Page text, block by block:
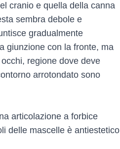
cranio e quella della canna
sembra debole e
gradualmente
giunzione con la fronte, ma
regione dove deve
arrotondato sono
articolazione a forbice
delle mascelle è antiestetico